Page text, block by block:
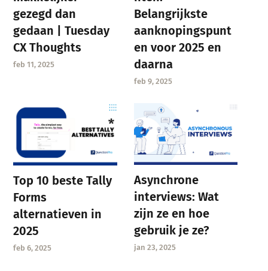
gezegd dan
gedaan | Tuesday
CX Thoughts
feb 11, 2025
Belangrijkste
aanknopingspunt
en voor 2025 en
daarna
feb 9, 2025
Top 10 beste Tally
Forms
alternatieven in
2025
feb 6, 2025
Asynchrone
interviews: Wat
zijn ze en hoe
gebruik je ze?
jan 23, 2025